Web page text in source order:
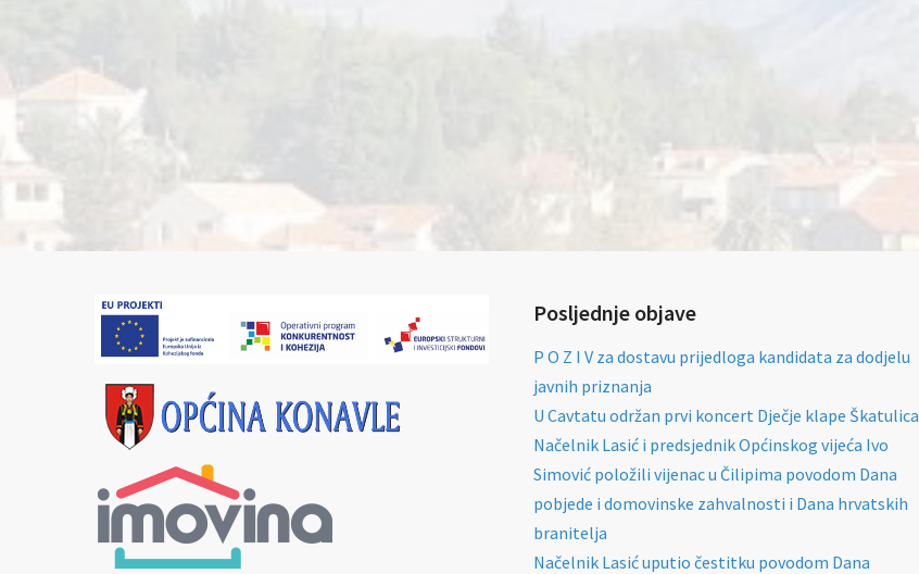
Posljednje objave
P O Z I V za dostavu prijedloga kandidata za dodjelu
javnih priznanja
U Cavtatu održan prvi koncert Dječje klape Škatulica
Načelnik Lasić i predsjednik Općinskog vijeća Ivo
Simović položili vijenac u Čilipima povodom Dana
pobjede i domovinske zahvalnosti i Dana hrvatskih
branitelja
Načelnik Lasić uputio čestitku povodom Dana